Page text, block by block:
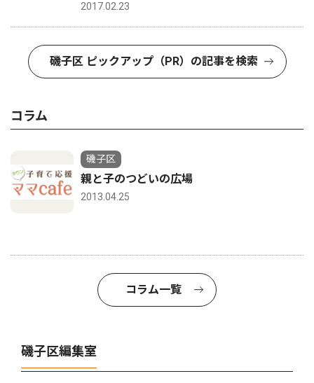
2017.02.23
磯子区 ピックアップ（PR）の記事を検索
コラム
磯子区
親と子のつどいの広場
2013.04.25
コラム一覧
磯子区編集室